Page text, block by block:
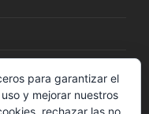
para garantizar el
y mejorar nuestros
rechazar las no